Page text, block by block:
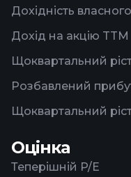
Дохідність
Дохід на акцію TTM
Щоквартальний
Розбавлений
Щоквартальний
Оцінка
Теперішній P/E